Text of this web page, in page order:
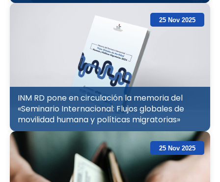
25 Nov 2025
INM RD pone en circulación la memoria del
«Seminario Internacional: Flujos globales de
movilidad humana y políticas migratorias»
25 Nov 2025